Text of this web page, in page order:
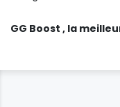
GG Boost , la